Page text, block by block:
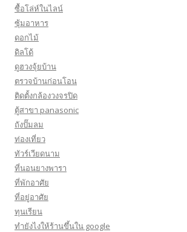
ซื้อโล่ห์ในไลน์
ซุ้มอาหาร
ดอกไม้
ดิลโด้
ดูฮวงจุ้ยบ้าน
ตรวจบ้านก่อนโอน
ติดตั้งกล้องวงจรปิด
ตู้สาขา panasonic
ถังปั๊มลม
ท่องเที่ยว
ทัวร์เวียดนาม
ที่นอนยางพารา
ที่พักอาศัย
ที่อยู่อาศัย
ทุนเรียน
ทํายังไงให้ร้านขึ้นใน google